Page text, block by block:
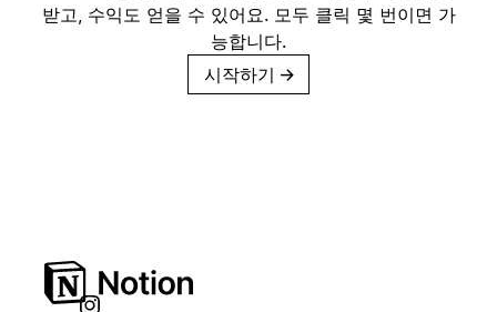
받고, 수익도 얻을 수 있어요. 모두 클릭 몇 번이면 가
능합니다.
시작하기 →